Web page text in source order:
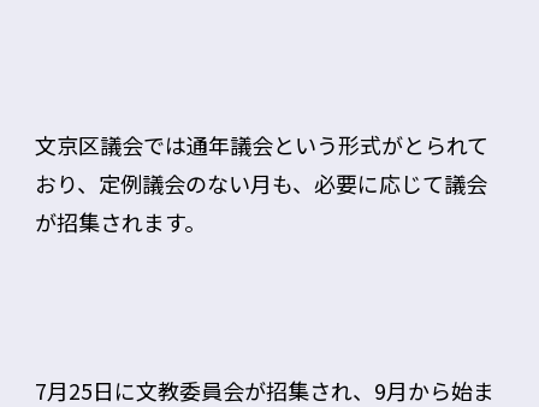
文京区議会では通年議会という形式がとられて
おり、定例議会のない月も、必要に応じて議会
が招集されます。
7月25日に文教委員会が招集され、9月から始ま